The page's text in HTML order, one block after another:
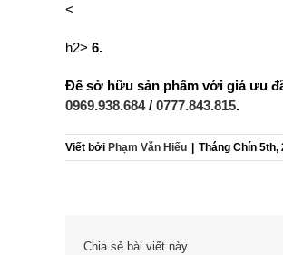
<
h2> 6.
Để sở hữu sản phẩm với giá ưu
0969.938.684/ 0777.843.815.
Viết bởi Phạm Văn Hiếu Tháng Chín 5th,
Chia sẻ bài viết này